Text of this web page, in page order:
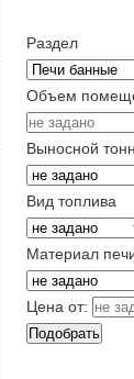
Раздел
Объем
Выносной
Вид топлива
Материал
Цена от: